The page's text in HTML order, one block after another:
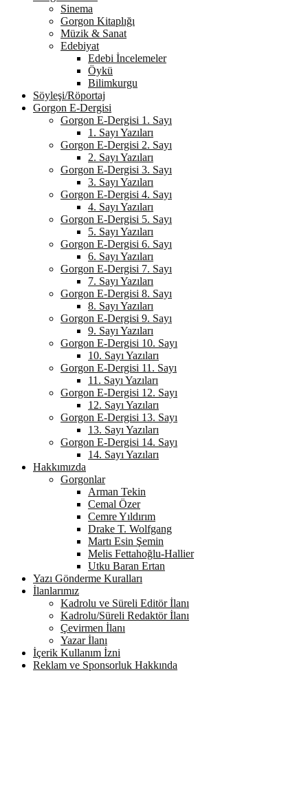
Sinema
Gorgon Kitaplığı
Müzik & Sanat
Edebiyat
Edebi İncelemeler
Öykü
Bilimkurgu
Söyleşi/Röportaj
Gorgon E-Dergisi
Gorgon E-Dergisi 1. Sayı
1. Sayı Yazıları
Gorgon E-Dergisi 2. Sayı
2. Sayı Yazıları
Gorgon E-Dergisi 3. Sayı
3. Sayı Yazıları
Gorgon E-Dergisi 4. Sayı
4. Sayı Yazıları
Gorgon E-Dergisi 5. Sayı
5. Sayı Yazıları
Gorgon E-Dergisi 6. Sayı
6. Sayı Yazıları
Gorgon E-Dergisi 7. Sayı
7. Sayı Yazıları
Gorgon E-Dergisi 8. Sayı
8. Sayı Yazıları
Gorgon E-Dergisi 9. Sayı
9. Sayı Yazıları
Gorgon E-Dergisi 10. Sayı
10. Sayı Yazıları
Gorgon E-Dergisi 11. Sayı
11. Sayı Yazıları
Gorgon E-Dergisi 12. Sayı
12. Sayı Yazıları
Gorgon E-Dergisi 13. Sayı
13. Sayı Yazıları
Gorgon E-Dergisi 14. Sayı
14. Sayı Yazıları
Hakkımızda
Gorgonlar
Arman Tekin
Cemal Özer
Cemre Yıldırım
Drake T. Wolfgang
Martı Esin Şemin
Melis Fettahoğlu-Hallier
Utku Baran Ertan
Yazı Gönderme Kuralları
İlanlarımız
Kadrolu ve Süreli Editör İlanı
Kadrolu/Süreli Redaktör İlanı
Çevirmen İlanı
Yazar İlanı
İçerik Kullanım İzni
Reklam ve Sponsorluk Hakkında